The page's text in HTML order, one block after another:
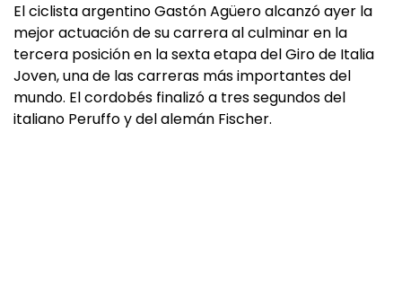
El ciclista argentino Gastón Agüero alcanzó ayer la
mejor actuación de su carrera al culminar en la
tercera posición en la sexta etapa del Giro de Italia
Joven, una de las carreras más importantes del
mundo. El cordobés finalizó a tres segundos del
italiano Peruffo y del alemán Fischer.